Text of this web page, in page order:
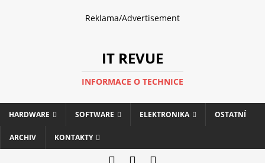
Reklama/Advertisement
IT REVUE
INFORMACE O TECHNICE
HARDWARE SOFTWARE ELEKTRONIKA OSTATNÍ
ARCHIV KONTAKTY